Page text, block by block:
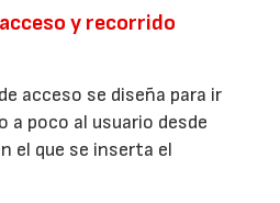
y recorrido
acceso se diseña para ir
a poco al usuario desde
el que se inserta el